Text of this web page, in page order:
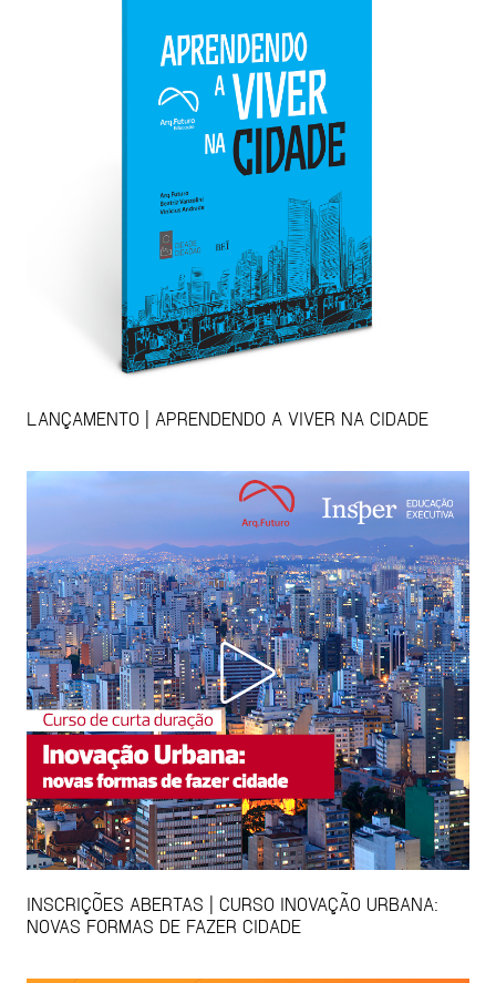
LANÇAMENTO | APRENDENDO A VIVER NA CIDADE
INSCRIÇÕES ABERTAS | CURSO INOVAÇÃO URBANA:
NOVAS FORMAS DE FAZER CIDADE